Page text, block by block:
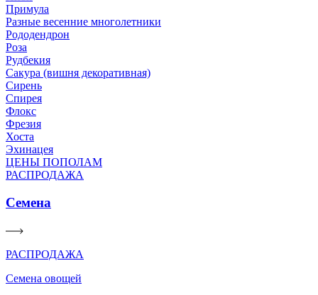
Примула
Разные весенние многолетники
Рододендрон
Роза
Рудбекия
Сакура (вишня декоративная)
Сирень
Спирея
Флокс
Фрезия
Хоста
Эхинацея
ЦЕНЫ ПОПОЛАМ
РАСПРОДАЖА
Семена
РАСПРОДАЖА
Семена овощей